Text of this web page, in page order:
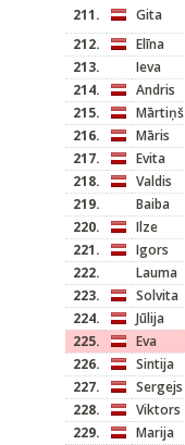
211.
Gita
212.
Elīna
213.
Ieva
214.
Andris
215.
Mārtiņš
216.
Māris
217.
Evita
218.
Valdis
219.
Baiba
220.
Ilze
221.
Igors
222.
Lauma
223.
Solvita
224.
Jūlija
225.
Eva
226.
Sintija
227.
Sergejs
228.
Viktors
229.
Marija